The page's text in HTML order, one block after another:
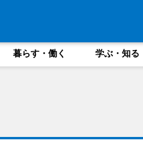
暮らす・働く 学ぶ・知る